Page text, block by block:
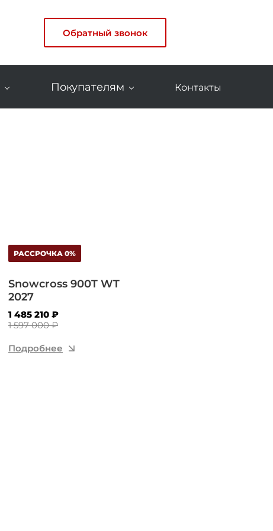
Обратный звонок
Покупателям Контакты
РАССРОЧКА 0%
Snowcross 900T WT
2027
1 485 210 ₽
1 597 000 ₽
Подробнее